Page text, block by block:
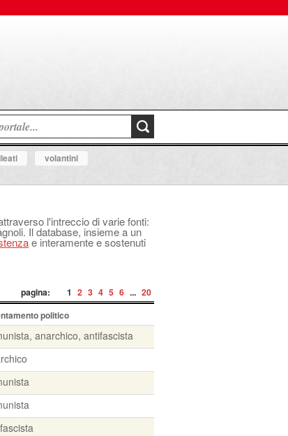
volantini
l'intreccio di varie fonti:
Il database, insieme a un
e interamente e sostenuti
pagina: 1 2 3 4 5 6 ... 20
politico
anarchico, antifascista